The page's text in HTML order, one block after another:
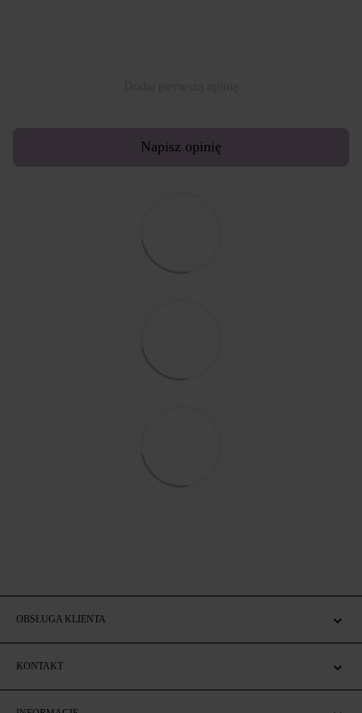
Napisz opinię
OBSŁUGA KLIENTA
KONTAKT